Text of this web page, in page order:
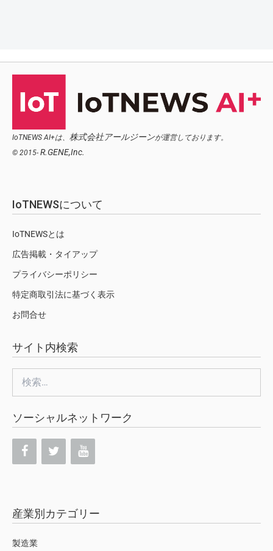
IoTNEWS AI+は、 株式会社アールジーンが運営しております。
© 2015- R.GENE,Inc.
IoTNEWSについて
IoTNEWSとは
広告掲載・タイアップ
プライバシーポリシー
特定商取引法に基づく表示
お問合せ
サイト内検索
索:
ソーシャルネットワーク
産業別カテゴリー
製造業